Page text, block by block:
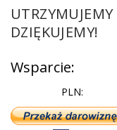
DZIĘKUJEMY!
Wsparcie:
PLN: